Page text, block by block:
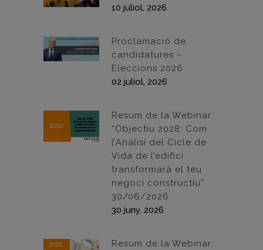
10 juliol, 2026
Proclamació de
candidatures –
Eleccions 2026
02 juliol, 2026
Resum de la Webinar
“Objectiu 2028: Com
l’Anàlisi del Cicle de
Vida de l’edifici
transformarà el teu
negoci constructiu”
30/06/2026
30 juny, 2026
Resum de la Webinar: